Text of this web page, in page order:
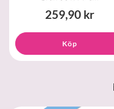
259,90 kr
Köp